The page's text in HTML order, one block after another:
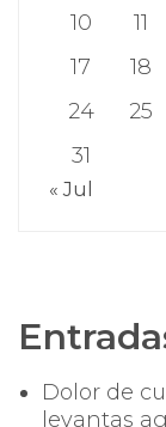
10
11
17
18
24
25
31
« Jul
Dolor de
levantas